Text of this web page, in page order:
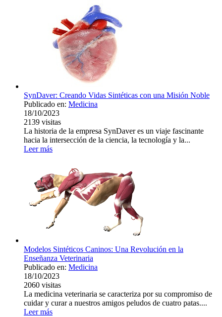
SynDaver: Creando Vidas Sintéticas con una Misión Noble
Publicado en: Medicina
18/10/2023
2139 visitas
La historia de la empresa SynDaver es un viaje fascinante
hacia la intersección de la ciencia, la tecnología y la...
Leer más
Modelos Sintéticos Caninos: Una Revolución en la
Enseñanza Veterinaria
Publicado en: Medicina
18/10/2023
2060 visitas
La medicina veterinaria se caracteriza por su compromiso de
cuidar y curar a nuestros amigos peludos de cuatro patas....
Leer más